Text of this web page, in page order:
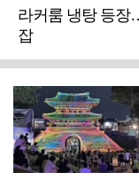
라커룸 냉탕 등장
잡